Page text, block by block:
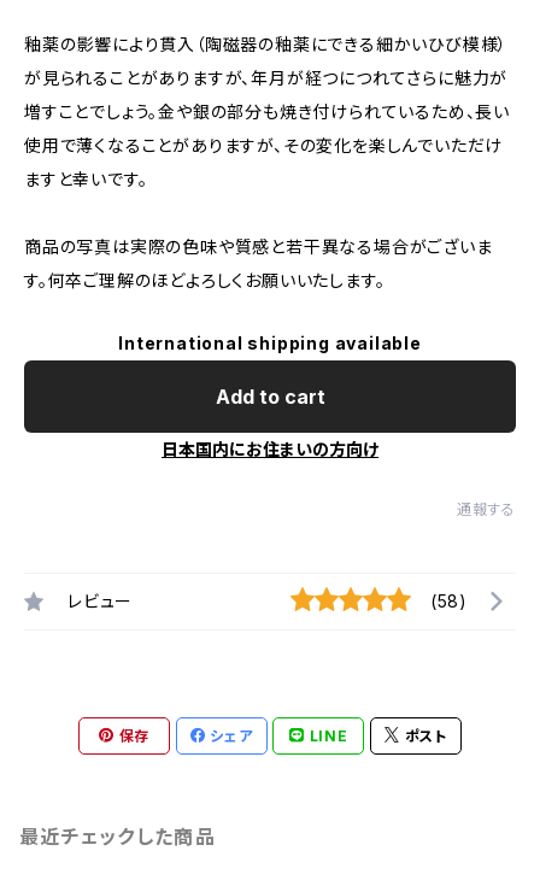
釉薬の影響により貫入（陶磁器の釉薬にできる細かいひび模様）
が見られることがありますが、年月が経つにつれてさらに魅力が
増すことでしょう。金や銀の部分も焼き付けられているため、長い
使用で薄くなることがありますが、その変化を楽しんでいただけ
ますと幸いです。
商品の写真は実際の色味や質感と若干異なる場合がございま
す。何卒ご理解のほどよろしくお願いいたします。
International shipping available
Add to cart
日本国内にお住まいの方向け
通報する
レビュー (58)
保存 シェア LINE ポスト
最近チェックした商品